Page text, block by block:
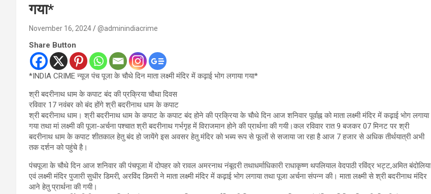
गया*
November 16, 2024 @adminindiacrime
Share Button
*INDIA CRIME न्यूज पंच पूजा के‌ चौथे दिन माता लक्ष्मी मंदिर में कढ़ाई भोग लगाया गया*
श्री बदरीनाथ धाम के कपाट बंद की प्रक्रिया चौथा दिवस
रविवार 17 नवंबर को बंद होंगे श्री बदरीनाथ धाम के कपाट
श्री बदरीनाथ धाम। श्री बदरीनाथ धाम के कपाट के कपाट बंद होने की प्रक्रिया के चौथे दिन आज शनिवार पूर्वाह्न को माता लक्ष्मी मंदिर में कढ़ाई भोग लगाया
गया तथा मां लक्ष्मी की पूजा-अर्चना पश्चात श्री बदरीनाथ गर्भगृह में विराजमान होने की प्रार्थना की गयी।कल रविवार रात 9 बजकर 07 मिनट पर श्री
बदरीनाथ धाम के कपाट शीतकाल हेतु बंद हो जायेंगे इस अवसर हेतु मंदिर को भब्य रूप से फूलों से सजाया जा रहा है आज 7 हजार से अधिक तीर्थयात्री अभी
तक दर्शन को पहुंचे है।
पंचपूजा के चौथे दिन आज शनिवार की पंचपूजा में दोपहर को रावल अमरनाथ नंबूदरी तथाधर्माधिकारी राधाकृष्ण थपलियाल वेदपाठी रविंद्र भट्ट,अमित बंदोलिया
एवं लक्ष्मी मंदिर पुजारी सुधीर डिमरी, अरविंद डिमरी ने माता लक्ष्मी मंदिर में कढ़ाई भोग लगाया तथा पूजा अर्चना संपन्न की। माता लक्ष्मी से श्री बदरीनाथ मंदिर
आने हेतु प्रार्थना की गयी।